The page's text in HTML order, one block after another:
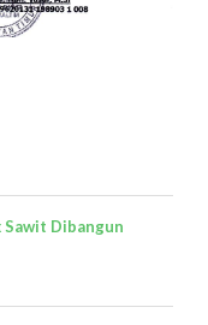
Sawit Dibangun